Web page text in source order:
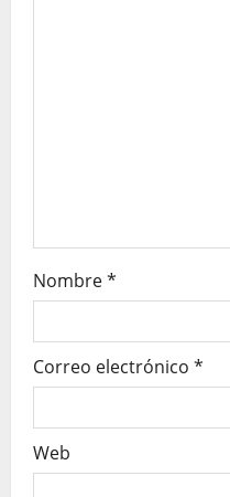
d
a
s
Nombre*
Correo electrónico *
Web